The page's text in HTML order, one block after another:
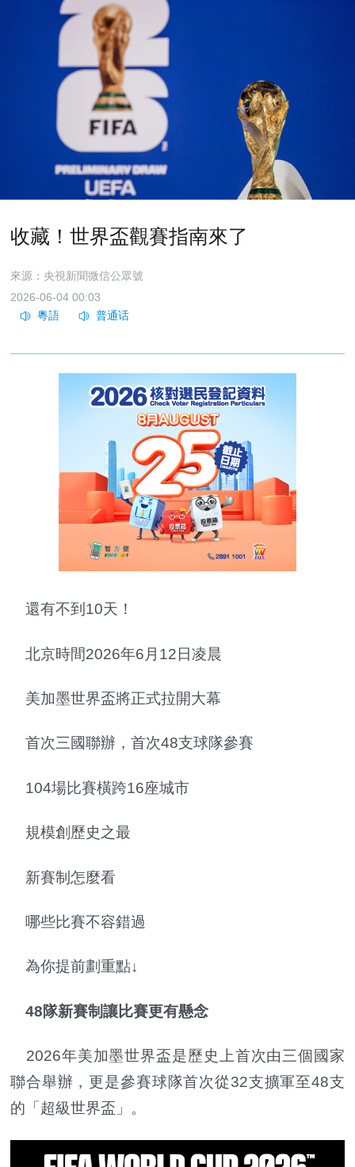
收藏！世界盃觀賽指南來了
來源：央視新聞微信公眾號
2026-06-04 00:03
還有不到10天！
北京時間2026年6月12日凌晨
美加墨世界盃將正式拉開大幕
首次三國聯辦，首次48支球隊參賽
104場比賽橫跨16座城市
規模創歷史之最
新賽制怎麼看
哪些比賽不容錯過
為你提前劃重點↓
48隊新賽制讓比賽更有懸念
2026年美加墨世界盃是歷史上首次由三個國家
聯合舉辦，更是參賽球隊首次從32支擴軍至48支
的「超級世界盃」。